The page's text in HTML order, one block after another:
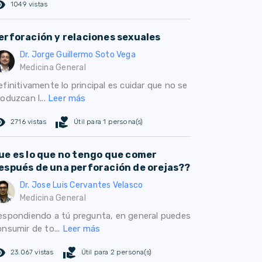
1049 vistas
y relaciones sexuales
Dr. Jorge Guillermo Soto Vega
Medicina General
lo principal es cuidar que no se
l... Leer más
2716 vistas volunteer_activism Útil para 1 persona(s)
es lo que no tengo que comer
de una perforación de orejas??
Dr. Jose Luis Cervantes Velasco
Medicina General
a tú pregunta, en general puedes
de to... Leer más
23.067 vistas volunteer_activism Útil para 2 persona(s)